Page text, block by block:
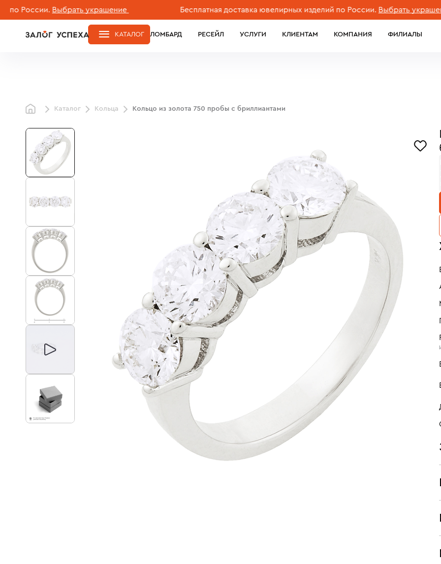
Выбрать украшение Бесплатная доставка ювелирных изделий по России. Выбрать украшение
ЛОМБАРД РЕСЕЙЛ УСЛУГИ КЛИЕНТАМ КОМПАНИЯ ФИЛИАЛЫ
КАТАЛОГ
Каталог Кольца Кольцо из золота 750 пробы с бриллиантами